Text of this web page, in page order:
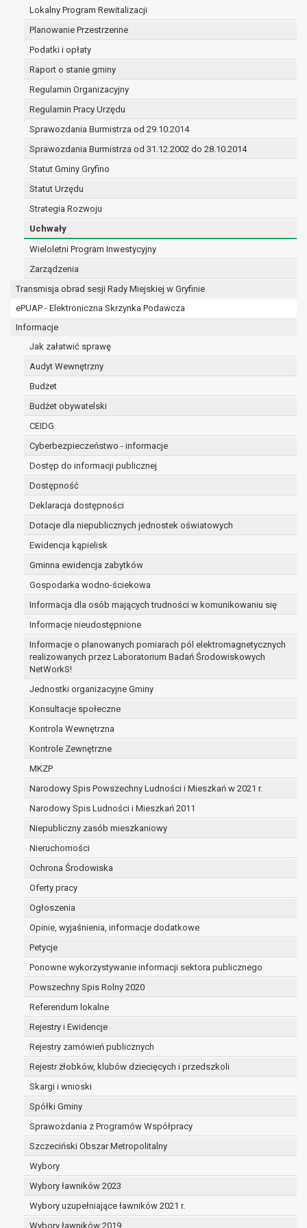
Lokalny Program Rewitalizacji
Planowanie Przestrzenne
Podatki i opłaty
Raport o stanie gminy
Regulamin Organizacyjny
Regulamin Pracy Urzędu
Sprawozdania Burmistrza od 29.10.2014
Sprawozdania Burmistrza od 31.12.2002 do 28.10.2014
Statut Gminy Gryfino
Statut Urzędu
Strategia Rozwoju
Uchwały
Wieloletni Program Inwestycyjny
Zarządzenia
Transmisja obrad sesji Rady Miejskiej w Gryfinie
ePUAP - Elektroniczna Skrzynka Podawcza
Informacje
Jak załatwić sprawę
Audyt Wewnętrzny
Budżet
Budżet obywatelski
CEIDG
Cyberbezpieczeństwo - informacje
Dostęp do informacji publicznej
Dostępność
Deklaracja dostępności
Dotacje dla niepublicznych jednostek oświatowych
Ewidencja kąpielisk
Gminna ewidencja zabytków
Gospodarka wodno-ściekowa
Informacja dla osób mających trudności w komunikowaniu się
Informacje nieudostępnione
Informacje o planowanych pomiarach pól elektromagnetycznych
realizowanych przez Laboratorium Badań Środowiskowych
NetWorkS!
Jednostki organizacyjne Gminy
Konsultacje społeczne
Kontrola Wewnętrzna
Kontrole Zewnętrzne
MKZP
Narodowy Spis Powszechny Ludności i Mieszkań w 2021 r.
Narodowy Spis Ludności i Mieszkań 2011
Niepubliczny zasób mieszkaniowy
Nieruchomości
Ochrona Środowiska
Oferty pracy
Ogłoszenia
Opinie, wyjaśnienia, informacje dodatkowe
Petycje
Ponowne wykorzystywanie informacji sektora publicznego
Powszechny Spis Rolny 2020
Referendum lokalne
Rejestry i Ewidencje
Rejestry zamówień publicznych
Rejestr żłobków, klubów dziecięcych i przedszkoli
Skargi i wnioski
Spółki Gminy
Sprawozdania z Programów Współpracy
Szczeciński Obszar Metropolitalny
Wybory
Wybory ławników 2023
Wybory uzupełniające ławników 2021 r.
Wybory ławników 2019
(merytorycznych), a także obowiązków i
zadań zleconych przez instytucje
nadrzędne wobec Gminy;
zawarcia i realizacji umów;
ochrony żywotnych interesów osoby, której
wykonania zadania realizowanego w
interesie publicznym lub w ramach
sprawowania władzy publicznej
powierzonej administratorowi;
w pozostałych przypadkach dane osobowe
przetwarzane są wyłącznie na podstawie
wcześniej udzielonej zgody w zakresie i celu
określonym w treści zgody.
W związku z przetwarzaniem danych w celu
wskazanym w pkt. 3, dane osobowe mogą być
udostępniane innym upoważnionym odbiorcom lub
kategoriom odbiorców danych osobowych.
Odbiorcami mogą być:
podmioty, które przetwarzają dane
osobowe w imieniu administratora na
osobowych;
podmioty upoważnione do odbioru danych
przepisów prawa.
Pani/Pana dane osobowe będą przetwarzane
przez okres niezbędny do realizacji celu dla jakiego
zostały zebrane oraz zgodnie z terminami
archiwizacji określonymi przez przepisy prawa
powszechnie obowiązującego.
W przypadku, gdy dane osobowe przetwarzane są
na podstawie zgody osoby, której dane dotyczą
przetwarzanie odbywa się do czasu wycofania tej
zgody.
W przypadku, gdy dane osobowe przetwarzane są
w celu zawarcia i realizacji umowy przetwarzanie
odbywa się przez okres niezbędny do realizacji
zawartej umowy, a po tym czasie w zakresie
wymaganym przez przepisy prawa lub dla
zabezpieczenia ewentualnych roszczeń, a w
przypadku wyrażenia zgody na przetwarzanie
danych po zakończeniu i rozliczeniu umowy, do
czasu wycofania tej zgody.
Ponadto w przypadku umów o dofinansowanie
dane osobowe od momentu pozyskania
przechowywane są przez okres wynikający z
umowy o dofinansowanie zawartej między
beneficjentem a określoną instytucją, trwałości
danego projektu i konieczności zachowania
dokumentacji projektu do celów kontrolnych.
W związku z przetwarzaniem przez
administratora danych osobowych przysługuje
Pani/Panu:
prawo dostępu do treści danych oraz
otrzymywania ich kopii na podstawie art. 15
RODO;
podstawie art. 16 RODO,
dane są nieprawidłowe lub
prawo do żądania usunięcia danych
osobowych (tzw. prawo do bycia
zapomnianym) na podstawie art. 17 RODO,
w przypadku gdy:
dane nie są już niezbędne do celów,
dla których były zebrane lub w inny
sposób przetwarzane,
osoba, której dane dotyczą, wniosła
sprzeciw wobec przetwarzania
danych osobowych,
zgodę na przetwarzanie danych
osobowych, która jest podstawą
przetwarzania danych i nie ma innej
danych,
dane osobowe przetwarzane są
niezgodnie z prawem,